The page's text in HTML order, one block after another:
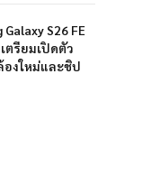
S26 FE
ตรียมเปิดตัว
องใหม่และชิป